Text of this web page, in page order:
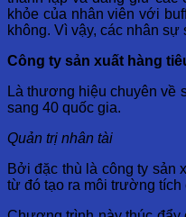
khỏe của nhân viên với
không. Vì vậy, các nhân
Công ty sản xuất hàng
Là thương hiệu chuyên về
sang 40 quốc gia.
Quản trị nhân tài
Bởi đặc thù là công ty sản
từ đó tạo ra môi trường tích